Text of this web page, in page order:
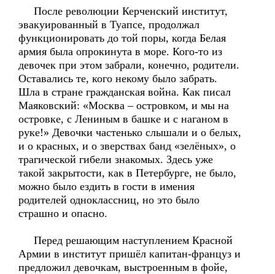
После революции Керченский институт,
эвакуированный в Туапсе, продолжал
функционировать до той поры, когда Белая
армия была опрокинута в море. Кого-то из
девочек при этом забрали, конечно, родители.
Оставались те, кого некому было забрать.
Шла в стране гражданская война. Как писал
Маяковский: «Москва – островком, и мы на
островке, с Лениным в башке и с наганом в
руке!» Девочки частенько слышали и о белых,
и о красных, и о зверствах банд «зелёных», о
трагической гибели знакомых. Здесь уже
такой закрытости, как в Петербурге, не было,
можно было ездить в гости в имения
родителей одноклассниц, но это было
страшно и опасно.
Перед решающим наступлением Красной
Армии в институт пришёл капитан-француз и
предложил девочкам, выстроенным в фойе,